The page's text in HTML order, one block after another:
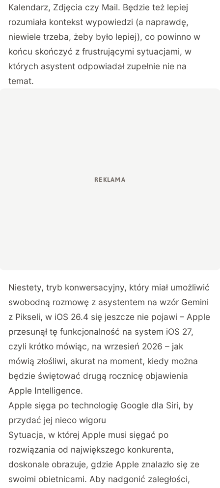
Kalendarz, Zdjęcia czy Mail. Będzie też lepiej
rozumiała kontekst wypowiedzi (a naprawdę,
niewiele trzeba, żeby było lepiej), co powinno w
końcu skończyć z frustrującymi sytuacjami, w
których asystent odpowiadał zupełnie nie na
temat.
Niestety, tryb konwersacyjny, który miał umożliwić
swobodną rozmowę z asystentem na wzór Gemini
z Pikseli, w iOS 26.4 się jeszcze nie pojawi – Apple
przesunął tę funkcjonalność na system iOS 27,
czyli krótko mówiąc, na wrzesień 2026 – jak
mówią złośliwi, akurat na moment, kiedy można
będzie świętować drugą rocznicę objawienia
Apple Intelligence.
Apple sięga po technologię Google dla Siri, by
przydać jej nieco wigoru
Sytuacja, w której Apple musi sięgać po
rozwiązania od największego konkurenta,
doskonale obrazuje, gdzie Apple znalazło się ze
swoimi obietnicami. Aby nadgonić zaległości,